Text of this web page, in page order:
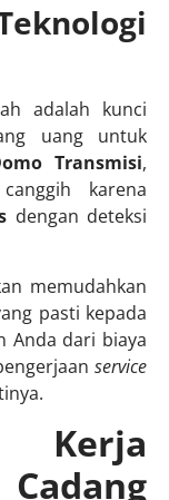
adalah kunci
uang untuk
Transmisi,
karena
dengan deteksi
memudahkan
pasti kepada
Anda dari biaya
service
Kerja